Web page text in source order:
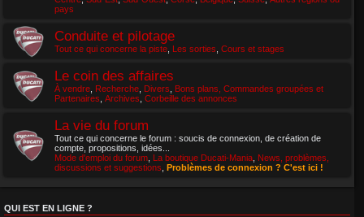
pays
Conduite et pilotage
Tout ce qui concerne la piste Les sorties Cours et stages
Le coin des affaires
À vendre Recherche Divers
Bons plans, Commandes groupées et
Partenaires Archives Corbeille des annonces
La vie du forum
Tout ce qui concerne le forum : soucis de connexion, de création de
compte, propositions, idées...
Mode d'emploi du forum La boutique Ducati-Mania News, problèmes,
discussions et suggestions Problèmes de connexion ? C'est ici !
QUI EST EN LIGNE ?